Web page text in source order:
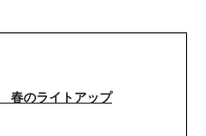
春のライトアップ